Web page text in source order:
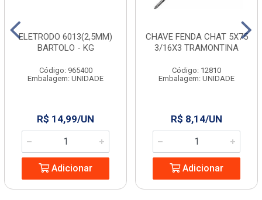
ELETRODO 6013(2,5MM)
BARTOLO - KG
Código: 965400
Embalagem: UNIDADE
R$ 14,99/UN
Adicionar
CHAVE FENDA CHAT 5X75
3/16X3 TRAMONTINA
Código: 12810
Embalagem: UNIDADE
R$ 8,14/UN
Adicionar